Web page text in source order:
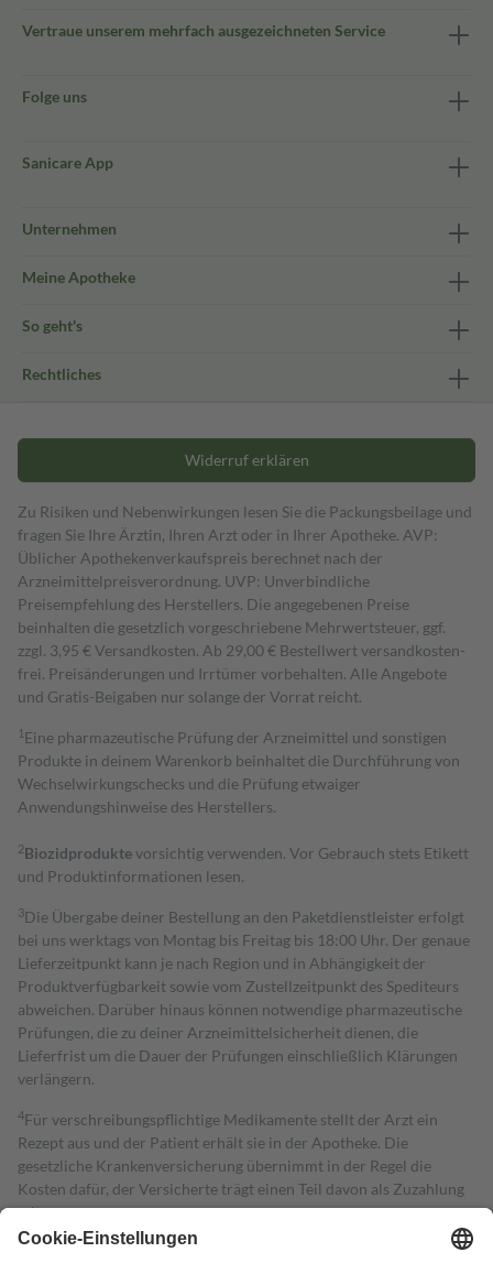
Vertraue unserem mehrfach ausgezeichneten Service
Folge uns
Sanicare App
Unternehmen
Meine Apotheke
So geht's
Rechtliches
Widerruf erklären
Zu Risiken und Nebenwirkungen lesen Sie die Packungsbeilage und
fragen Sie Ihre Ärztin, Ihren Arzt oder in Ihrer Apotheke. AVP:
Üblicher Apothekenverkaufspreis berechnet nach der
Arzneimittelpreisverordnung. UVP: Unverbindliche
Preisempfehlung des Herstellers. Die angegebenen Preise
beinhalten die gesetzlich vorgeschriebene Mehrwertsteuer, ggf.
zzgl. 3,95 € Versandkosten. Ab 29,00 € Bestell­wert versand­kosten­
frei. Preisänderungen und Irrtümer vorbehalten. Alle Angebote
und Gratis-Beigaben nur solange der Vorrat reicht.
1 Eine pharmazeutische Prüfung der Arzneimittel und sonstigen
Produkte in deinem Warenkorb beinhaltet die Durchführung von
Wechselwirkungschecks und die Prüfung etwaiger
Anwendungshinweise des Herstellers.
2Biozidproduktevorsichtig verwenden. Vor Gebrauch stets Etikett
und Produktinformationen lesen.
3Die Übergabe deiner Bestellung an den Paketdienstleister erfolgt
bei uns werktags von Montag bis Freitag bis 18:00 Uhr. Der genaue
Lieferzeitpunkt kann je nach Region und in Abhängigkeit der
Produktverfügbarkeit sowie vom Zustellzeitpunkt des Spediteurs
abweichen. Darüber hinaus können notwendige pharmazeutische
Prüfungen, die zu deiner Arzneimittelsicherheit dienen, die
Lieferfrist um die Dauer der Prüfungen einschließlich Klärungen
verlängern.
4Für verschreibungspflichtige Medikamente stellt der Arzt ein
Rezept aus und der Patient erhält sie in der Apotheke. Die
gesetzliche Krankenversicherung übernimmt in der Regel die
Kosten dafür, der Versicherte trägt einen Teil davon als Zuzahlung
mit.
Grundsätzlich leisten Mitglieder Zuzahlungen in Höhe von zehn